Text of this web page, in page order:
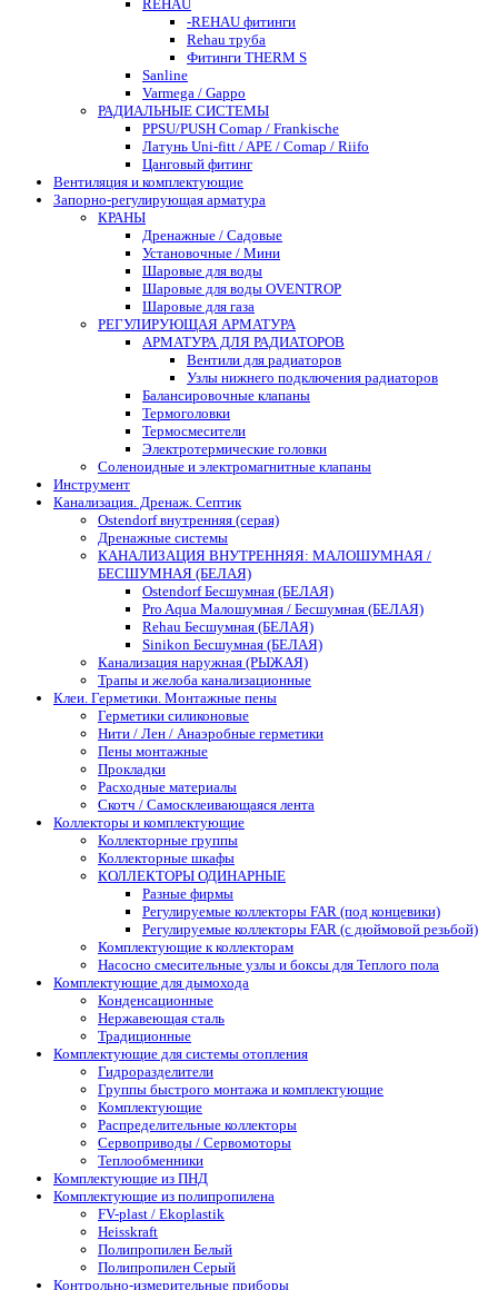
REHAU
-REHAU фитинги
Rehau труба
Фитинги THERM S
Sanline
Varmega / Gappo
РАДИАЛЬНЫЕ СИСТЕМЫ
PPSU/PUSH Comap / Frankische
Латунь Uni-fitt / APE / Comap / Riifo
Цанговый фитинг
Вентиляция и комплектующие
Запорно-регулирующая арматура
КРАНЫ
Дренажные / Садовые
Установочные / Мини
Шаровые для воды
Шаровые для воды OVENTROP
Шаровые для газа
РЕГУЛИРУЮЩАЯ АРМАТУРА
АРМАТУРА ДЛЯ РАДИАТОРОВ
Вентили для радиаторов
Узлы нижнего подключения радиаторов
Балансировочные клапаны
Термоголовки
Термосмесители
Электротермические головки
Соленоидные и электромагнитные клапаны
Инструмент
Канализация. Дренаж. Септик
Ostendorf внутренняя (серая)
Дренажные системы
КАНАЛИЗАЦИЯ ВНУТРЕННЯЯ: МАЛОШУМНАЯ /
БЕСШУМНАЯ (БЕЛАЯ)
Ostendorf Бесшумная (БЕЛАЯ)
Pro Aqua Малошумная / Бесшумная (БЕЛАЯ)
Rehau Бесшумная (БЕЛАЯ)
Sinikon Бесшумная (БЕЛАЯ)
Канализация наружная (РЫЖАЯ)
Трапы и желоба канализационные
Клеи. Герметики. Монтажные пены
Герметики силиконовые
Нити / Лен / Анаэробные герметики
Пены монтажные
Прокладки
Расходные материалы
Скотч / Самосклеивающаяся лента
Коллекторы и комплектующие
Коллекторные группы
Коллекторные шкафы
КОЛЛЕКТОРЫ ОДИНАРНЫЕ
Разные фирмы
Регулируемые коллекторы FAR (под концевики)
Регулируемые коллекторы FAR (с дюймовой резьбой)
Комплектующие к коллекторам
Насосно смесительные узлы и боксы для Теплого пола
Комплектующие для дымохода
Конденсационные
Нержавеющая сталь
Традиционные
Комплектующие для системы отопления
Гидроразделители
Группы быстрого монтажа и комплектующие
Комплектующие
Распределительные коллекторы
Сервоприводы / Сервомоторы
Теплообменники
Комплектующие из ПНД
Комплектующие из полипропилена
FV-plast / Ekoplastik
Heisskraft
Полипропилен Белый
Полипропилен Серый
Контрольно-измерительные приборы